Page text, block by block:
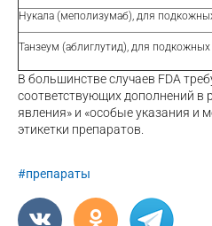
Нукала (меполизумаб), для
Танзеум (аблиглутид), для
В большинстве случаев FDA
соответствующих дополнений в
явления» и «особые указания и
этикетки препаратов.
#препараты